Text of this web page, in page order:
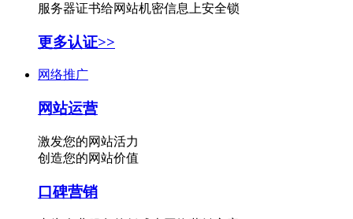
服务器证书给网站机密信息上安全锁
更多认证>>
网络推广
网站运营
激发您的网站活力
创造您的网站价值
口碑营销